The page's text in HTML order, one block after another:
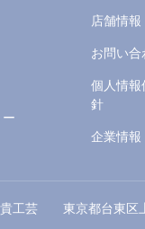
店舗情報
お問い合
個人情報
針
企業情報
貴工芸 東京都台東区